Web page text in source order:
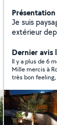
Présentation
Je suis
extérieur depuis
transport. Au plaisir de pouvoir vous être utile. Zero 6-
Dernier avis
Il y a plus de 6
Mille mercis à
très bon